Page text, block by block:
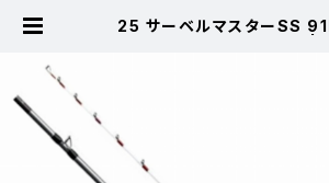
25 サーベルマスターSS